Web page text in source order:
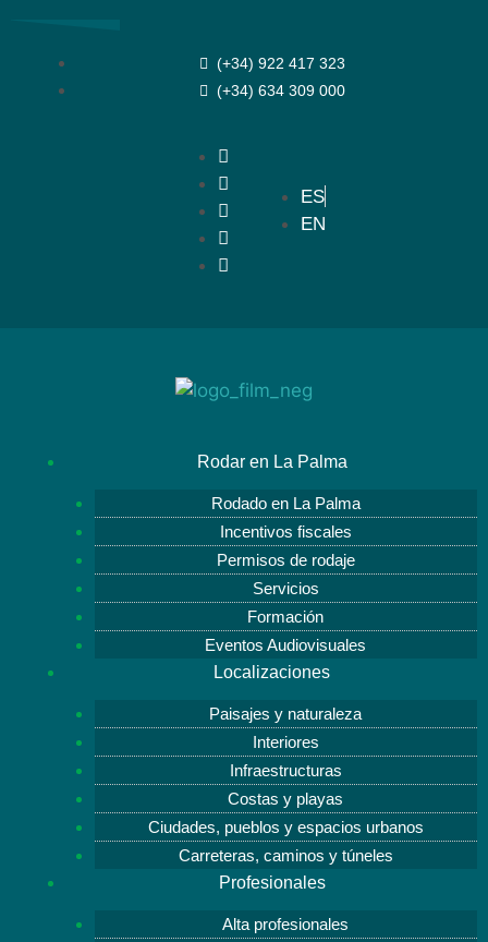
(+34) 922 417 323
(+34) 634 309 000
ES
EN
Rodar en La Palma
Rodado en La Palma
Incentivos fiscales
Permisos de rodaje
Servicios
Formación
Eventos Audiovisuales
Localizaciones
Paisajes y naturaleza
Interiores
Infraestructuras
Costas y playas
Ciudades, pueblos y espacios urbanos
Carreteras, caminos y túneles
Profesionales
Alta profesionales